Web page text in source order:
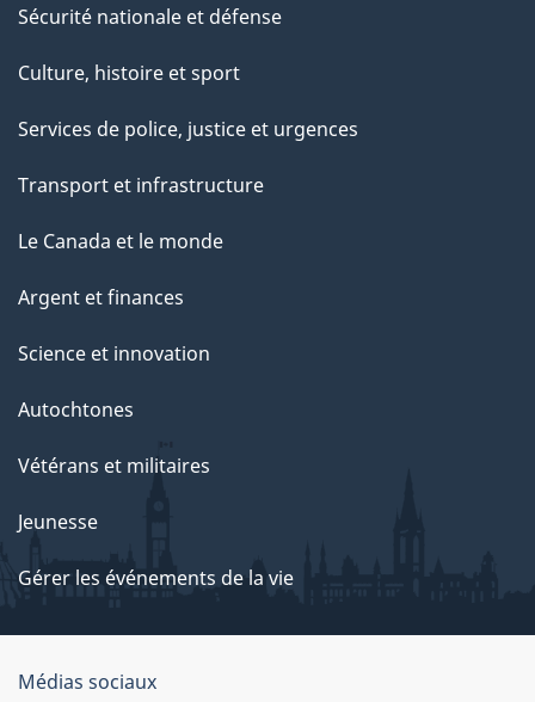
Sécurité nationale et défense
Culture, histoire et sport
Services de police, justice et urgences
Transport et infrastructure
Le Canada et le monde
Argent et finances
Science et innovation
Autochtones
Vétérans et militaires
Jeunesse
Gérer les événements de la vie
Organisation
Médias sociaux